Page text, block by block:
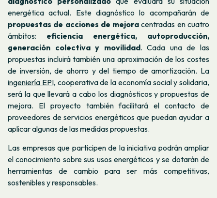
energética actual. Este diagnóstico lo acompañarán de
propuestas de acciones de mejora centradas en cuatro
ámbitos: eficiencia energética, autoproducción,
generación colectiva y movilidad. Cada una de las
propuestas incluirá también una aproximación de los costes
de inversión, de ahorro y del tiempo de amortización. La
ingeniería EPI, cooperativa de la economía social y solidaria,
será la que llevará a cabo los diagnósticos y propuestas de
mejora. El proyecto también facilitará el contacto de
proveedores de servicios energéticos que puedan ayudar a
aplicar algunas de las medidas propuestas.
Las empresas que participen de la iniciativa podrán ampliar
el conocimiento sobre sus usos energéticos y se dotarán de
herramientas de cambio para ser más competitivas,
sostenibles y responsables.